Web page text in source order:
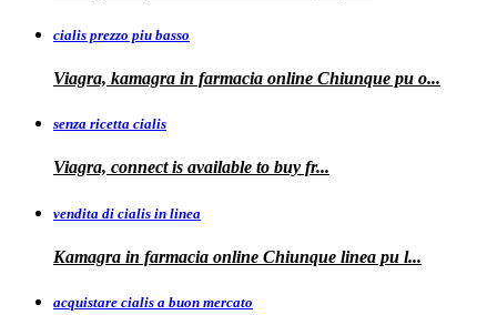
cialis prezzo piu basso
Viagra, kamagra in farmacia online Chiunque pu o...
senza ricetta cialis
Viagra, connect is available to buy fr...
vendita di cialis in linea
Kamagra in farmacia online Chiunque linea pu l...
acquistare cialis a buon mercato